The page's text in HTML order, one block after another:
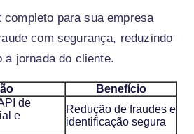
completo para sua empresa
com segurança, reduzindo
a jornada do cliente.
Benefício
de
e
Redução de fraudes e
identificação segura